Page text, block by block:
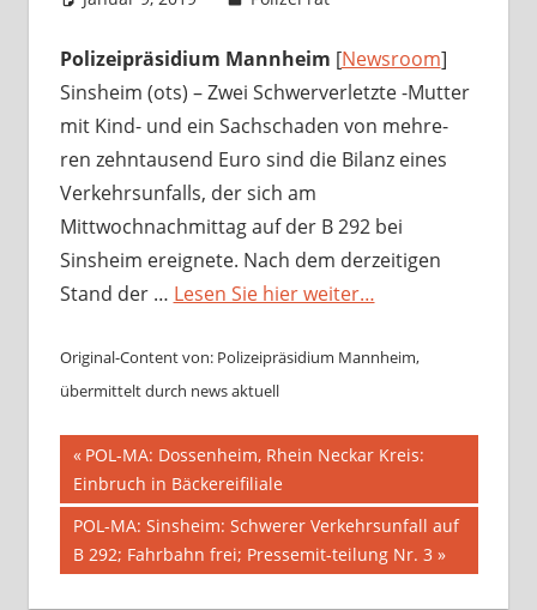
Polizeipräsidium Mannheim [Newsroom]
Sinsheim (ots) – Zwei Schwerverletzte -Mutter
mit Kind- und ein Sachschaden von mehre-
ren zehntausend Euro sind die Bilanz eines
Verkehrsunfalls, der sich am
Mittwochnachmittag auf der B 292 bei
Sinsheim ereignete. Nach dem derzeitigen
Stand der … Lesen Sie hier weiter…
Original-Content von: Polizeipräsidium Mannheim,
übermittelt durch news aktuell
Beitragsnavigation
Vorheriger
Beitrag:
POL-MA: Dossenheim, Rhein Neckar Kreis:
Einbruch in Bäckereifiliale
Nächster
Beitrag:
POL-MA: Sinsheim: Schwerer Verkehrsunfall auf
B 292; Fahrbahn frei; Pressemit-teilung Nr. 3